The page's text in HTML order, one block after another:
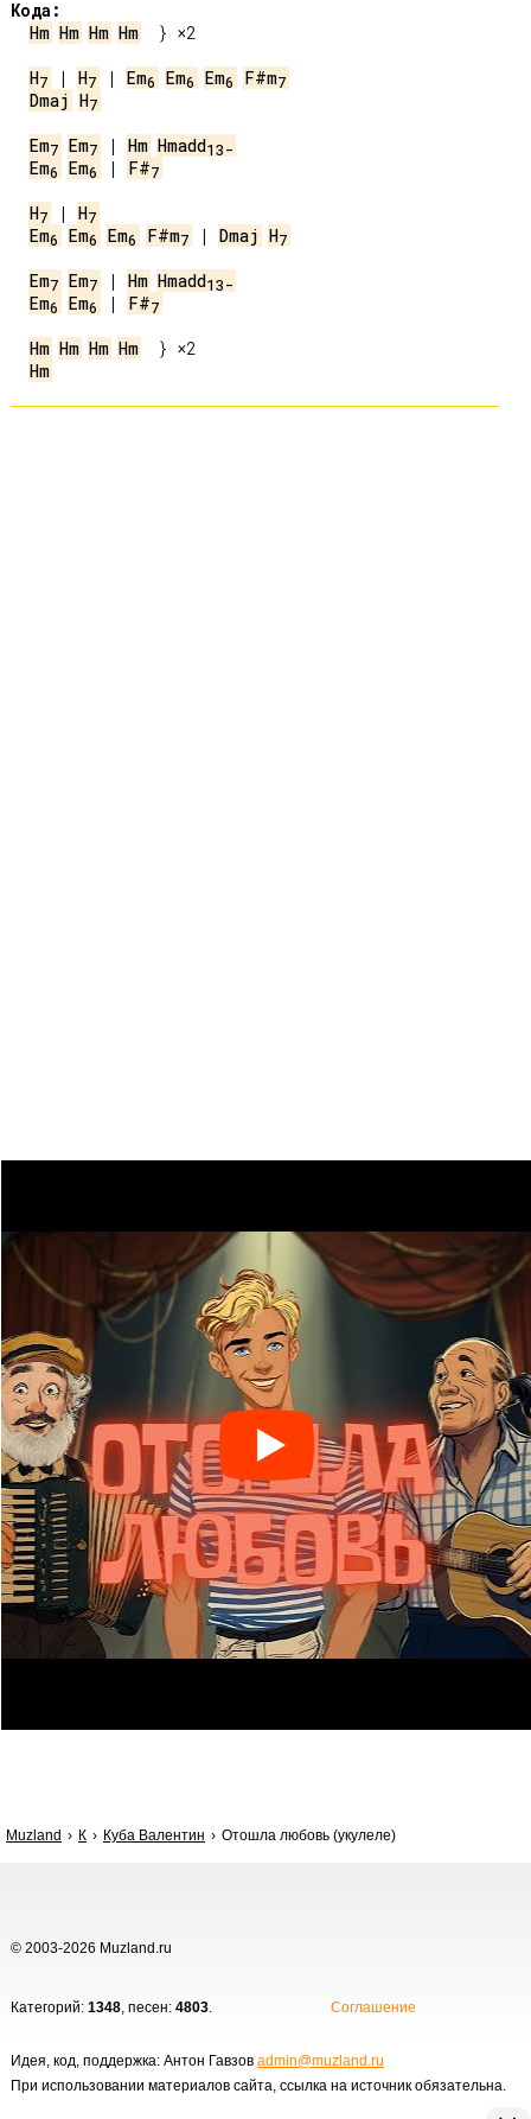
Кода:
Hm Hm Hm Hm
  } ×2
H7 | H7 | Em6 Em6 Em6 F#m7
Dmaj H7
Em7 Em7 | Hm Hmadd13-
Em6 Em6 | F#7
H7 | H7
Em6 Em6 Em6 F#m7 | Dmaj H7
Em7 Em7 | Hm Hmadd13-
Em6 Em6 | F#7
Hm Hm Hm Hm
Hm
Muzland К Куба Валентин Отошла любовь (укулеле)
© 2003-2026 Muzland.ru
Категорий: 1348, песен: 4803. Соглашение
Идея, код, поддержка: Антон Гавзов admin@muzland.ru
При использовании материалов сайта, ссылка на источник обязательна.